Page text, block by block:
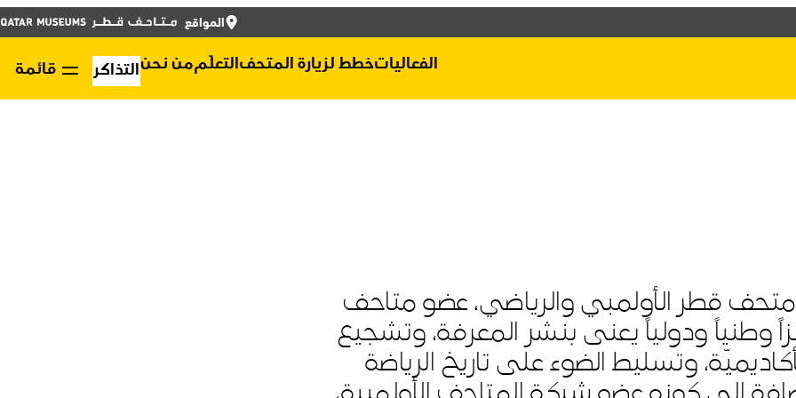
المواقع
الفعالياتخطط لزيارة المتحفالتعلّممن نحنالتذاكر قائمة
3-2-1 متحف قطر الأولمبي والرياضي، عضو متاحف
وطنياً ودولياً يعنى بنشر المعرفة، وتشجيع
وتسليط الضوء على تاريخ الرياضة
التذاكر
ENGLISH أغلق Qatar Museums
الفعاليات
خطط لزيارة المتحف
كافة أنحاء قطر،
أو المواقع على
أغلق